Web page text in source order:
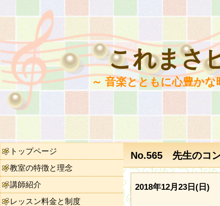
これまさ
～ 音楽とともに心豊か
No.565 先生のコ
2018年12月23日(日)
トップページ
教室の特徴と理念
講師紹介
レッスン料金と制度